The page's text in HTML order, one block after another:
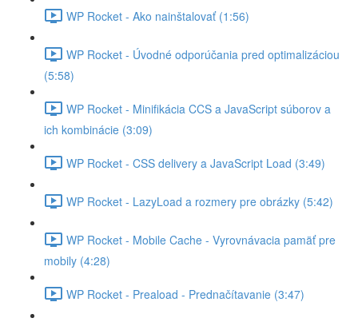
WP Rocket - Ako nainštalovať (1:56)
WP Rocket - Úvodné odporúčania pred optimalizáciou
(5:58)
WP Rocket - Minifikácia CCS a JavaScript súborov a
ich kombinácie (3:09)
WP Rocket - CSS delivery a JavaScript Load (3:49)
WP Rocket - LazyLoad a rozmery pre obrázky (5:42)
WP Rocket - Mobile Cache - Vyrovnávacia pamäť pre
mobily (4:28)
WP Rocket - Preaload - Prednačítavanie (3:47)